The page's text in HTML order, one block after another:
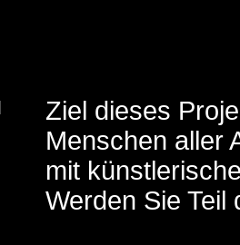
Ziel dieses
Menschen aller
mit
Werden Sie Teil